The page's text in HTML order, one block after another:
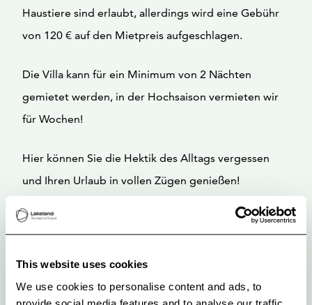
This website uses cookies
We use cookies to personalise content and ads, to
provide social media features and to analyse our traffic.
Haustiere sind erlaubt, allerdings wird eine Gebühr
von 120 € auf den Mietpreis aufgeschlagen.
Die Villa kann für ein Minimum von 2 Nächten
gemietet werden, in der Hochsaison vermieten wir
für Wochen!
Hier können Sie die Hektik des Alltags vergessen
und Ihren Urlaub in vollen Zügen genießen!
Haustiergebühr 120 Euro / Unterkunft, Bettwäsche
Person.Mindestmietdauer 2 Nächte, während der
Saison in der Regel mieten wir ein Minimum von